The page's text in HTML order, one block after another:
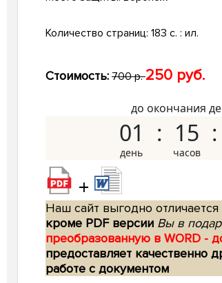
Количество страниц: 183 с. : ил.
Стоимость: 700 р.250 руб.
до окончания
01 15
+
Наш сайт выгодно
кроме PDF версии Вы в
преобразованную в WORD -
предоставляет качественно
работе с документом